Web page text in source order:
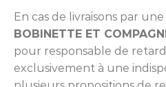
En cas de livraisons par
BOBINETTE ET
pour responsable de
exclusivement à une